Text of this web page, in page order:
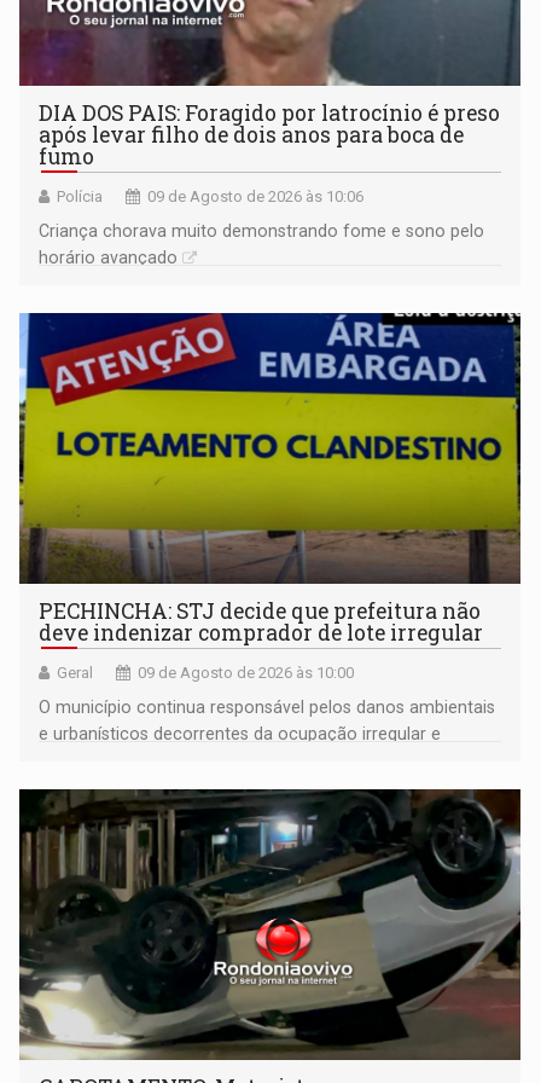
DIA DOS PAIS: Foragido por latrocínio é preso
após levar filho de dois anos para boca de
fumo
Polícia 09 de Agosto de 2026 às 10:06
Criança chorava muito demonstrando fome e sono pelo
horário avançado
PECHINCHA: STJ decide que prefeitura não
deve indenizar comprador de lote irregular
Geral 09 de Agosto de 2026 às 10:00
O município continua responsável pelos danos ambientais
e urbanísticos decorrentes da ocupação irregular e